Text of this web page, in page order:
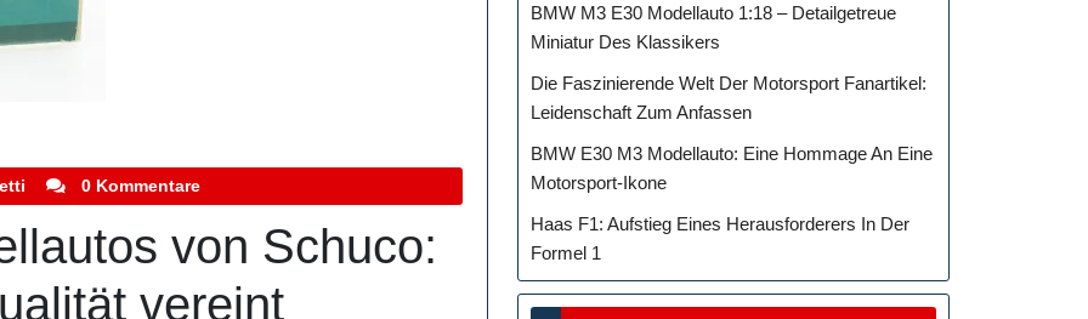
stefanocoletti
0 Kommentare
von Schuco:
vereint
BMW M3 E30 Modellauto 1:18 – Detailgetreue
Miniatur Des Klassikers
Die Faszinierende Welt Der Motorsport Fanartikel:
Leidenschaft Zum Anfassen
BMW E30 M3 Modellauto: Eine Hommage An Eine
Motorsport-Ikone
Haas F1: Aufstieg Eines Herausforderers In Der
Formel 1